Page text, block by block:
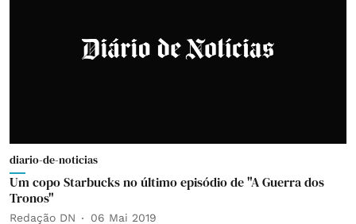
diario-de-noticias
Um copo Starbucks no último episódio de "A Guerra dos
Tronos"
Redação DN 06 Mai 2019